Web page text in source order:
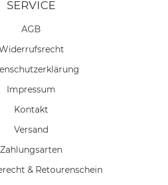
SERVICE
AGB
Impressum
Kontakt
Versand
Zahlungsarten
& Retourenschein